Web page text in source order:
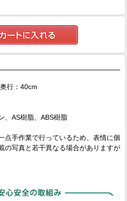
行：40cm
、AS樹脂、ABS樹脂
点手作業で行っているため、表情に個
の写真と若干異なる場合がありますが